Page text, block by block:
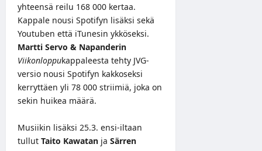
yhteensä reilu 168 000 kertaa.
Kappale nousi Spotifyn lisäksi sekä
Youtuben että iTunesin ykköseksi.
Martti Servo & Napanderin
Viikonloppukappaleesta tehty JVG-
versio nousi Spotifyn kakkoseksi
kerryttäen yli 78 000 striimiä, joka on
sekin huikea määrä.
Musiikin lisäksi 25.3. ensi-iltaan
tullut Taito Kawatan ja Särren